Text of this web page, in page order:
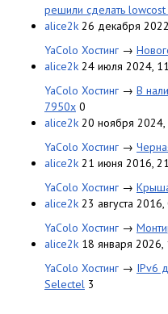
решили сделать
alice2k 26 декабря
YaColo Хостинг →
alice2k 24 июля 2024,
YaColo Хостинг → В
7950x 0
alice2k 20 ноября 2024,
YaColo Хостинг →
alice2k 21 июня 2016,
YaColo Хостинг →
alice2k 23 августа 2016,
YaColo Хостинг →
alice2k 18 января 2026,
YaColo Хостинг → IPv6
Selectel 3